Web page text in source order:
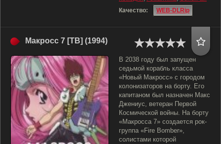
Качество:
WEB-DLRip
Макросс 7 [ТВ] (1994)
В 2038 году был запущен
седьмой корабль класса
«Новый Макросс» с городом
колонизаторов на борту. Его
капитаном был назначен Макс
Джениус, ветеран Первой
Космической войны. На борту
«Макросса 7» создается рок-
группа «Fire Bomber»,
солистами которой